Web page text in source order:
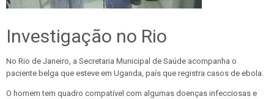
Investigação no Rio
No Rio de Janeiro, a Secretaria Municipal de Saúde acompanha o
paciente belga que esteve em Uganda, país que registra casos de ebola.
O homem tem quadro compatível com algumas doenças infecciosas e